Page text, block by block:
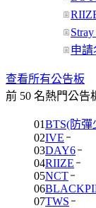
申請
查看所有公告板
前 50 名熱門公告
01BTS(防彈
02IVE
03DAY6
04RIIZE
05NCT
06
07TWS